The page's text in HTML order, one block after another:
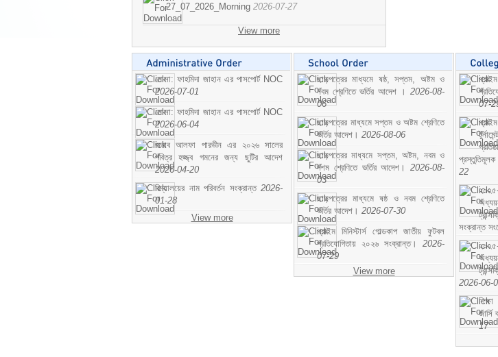
27_07_2026_Morning 2026-07-27
View more
মোসা: ফাহমিদা জাহান এর পাসপোর্ট NOC
2026-07-01
মোসা: ফাহমিদা জাহান এর পাসপোর্ট NOC
2026-06-04
জনাব আলফা পারভীন এর ২০২৬ সালের
পবিত্র হজ্জ্ব গমনের জন্য ছুটির আদেশ
2026-04-20
বিদ্যালয়ের নাম পরিবর্তন সংক্রান্ত 2026-
01-28
View more
ছাড়পত্রের মাধ্যমে ষষ্ঠ, সপ্তম, অষ্টম ও
নবম শ্রেণিতে ভর্তির আদেশ । 2026-08-
06
ছাড়পত্রের মাধ্যমে সপ্তম ও অষ্টম শ্রেণিতে
ভর্তির আদেশ। 2026-08-06
ছাড়পত্রের মাধ্যমে সপ্তম, অষ্টম, নবম ও
দশম শ্রেণিতে ভর্তির আদেশ। 2026-08-
03
ছাড়পত্রের মাধ্যমে ষষ্ঠ ও নবম শ্রেণিতে
ভর্তির আদেশ। 2026-07-30
প্রাইম মিনিস্টার্স গোল্ডকাপ জাতীয় ফুটবল
প্রতিযোগিতায় ২০২৬ সংক্রান্ত। 2026-
07-29
View more
07-
প্রস্তুতিমূলক
22
সংক্রান্ত
2026-06-
জার্সি
17